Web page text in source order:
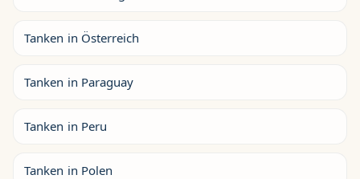
Tanken in Österreich
Tanken in Paraguay
Tanken in Peru
Tanken in Polen